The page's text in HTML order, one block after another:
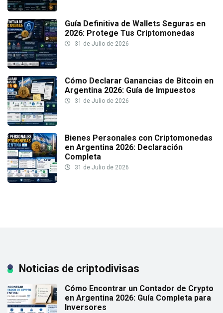
Guía Definitiva de Wallets Seguras en
2026: Protege Tus Criptomonedas
31 de Julio de 2026
Cómo Declarar Ganancias de Bitcoin en
Argentina 2026: Guía de Impuestos
31 de Julio de 2026
Bienes Personales con Criptomonedas
en Argentina 2026: Declaración
Completa
31 de Julio de 2026
Noticias de criptodivisas
Cómo Encontrar un Contador de Crypto
en Argentina 2026: Guía Completa para
Inversores